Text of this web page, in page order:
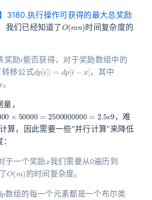
3180.执行操作可获得的最大总奖励
我们已经知道了
O(mn)
时间复杂度的
奖励 能否获得，对于奖励数组中的
转移公式
dp[i]|= dp [i −x]
，其中
。
，×
，难
算，因此需要一些“并行计算”来降低
于一个奖励 我们需要从 遍历到
O )
的时间复杂度。
数组的每一个元素都是一个布尔类